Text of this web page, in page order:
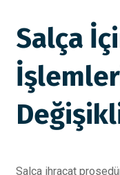
Salça
Salça ihracat